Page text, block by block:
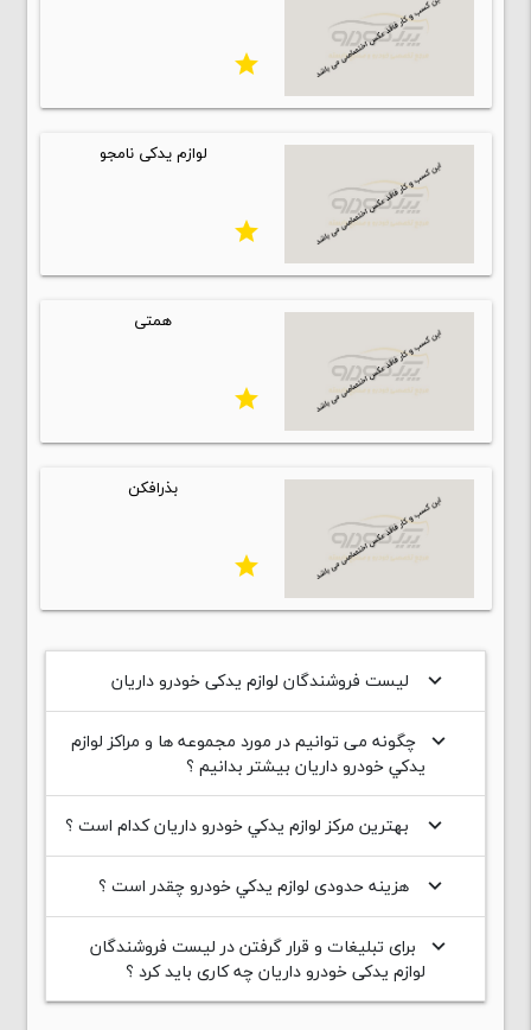
star
لوازم یدکی نامجو
star
همتی
star
بذرافکن
star
keyboard_arrow_down لیست فروشندگان لوازم یدکی خودرو داریان
keyboard_arrow_down چگونه می توانیم در مورد مجموعه ها و مراکز لوازم
يدکي خودرو داریان بیشتر بدانیم ؟
keyboard_arrow_down بهترین مرکز لوازم يدکي خودرو داریان کدام است ؟
keyboard_arrow_down هزینه حدودی لوازم يدکي خودرو چقدر است ؟
keyboard_arrow_down
برای تبلیغات و قرار گرفتن در لیست فروشندگان
لوازم یدکی خودرو داریان چه کاری باید کرد ؟